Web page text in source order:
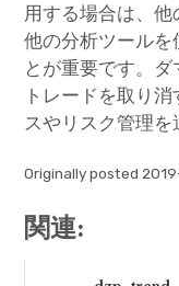
用する場合は、他
他の分析ツールを
とが重要です。
トレードを取り
スやリスク管理を
Originally posted
関連: